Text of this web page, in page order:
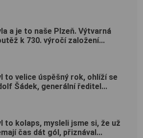
a je to naše Plzeň. Výtvarná
k 730. výročí založení...
to velice úspěšný rok, ohlíží se
Šádek, generální ředitel...
to kolaps, mysleli jsme si, že už
čas dát gól, přiznával...